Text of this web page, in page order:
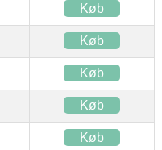
Køb
Køb
Køb
Køb
Køb